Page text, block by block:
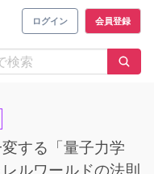
ログイン 会員登録
する「量子力学
ルワールドの法則